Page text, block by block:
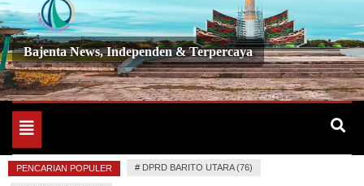
Bajenta News, Independen & Terpercaya
Toggle
navigation
PENCARIAN POPULER # DPRD BARITO UTARA (76)